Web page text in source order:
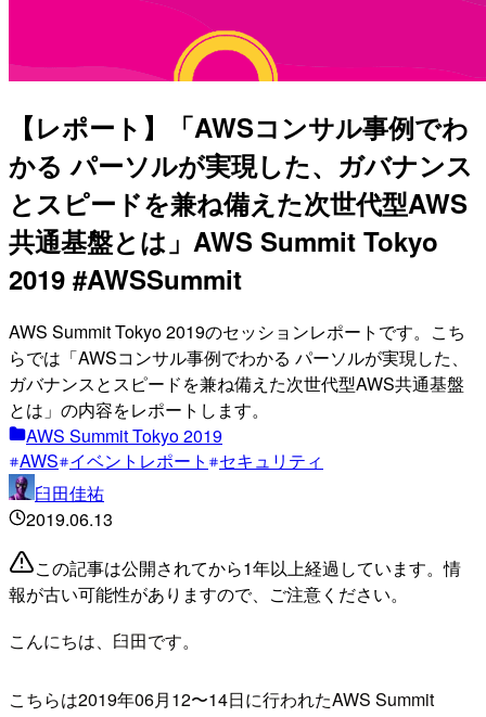
【レポート】「AWSコンサル事例でわ
かる パーソルが実現した、ガバナンス
とスピードを兼ね備えた次世代型AWS
共通基盤とは」AWS Summit Tokyo
2019 #AWSSummit
AWS Summit Tokyo 2019のセッションレポートです。こち
らでは「AWSコンサル事例でわかる パーソルが実現した、
ガバナンスとスピードを兼ね備えた次世代型AWS共通基盤
とは」の内容をレポートします。
AWS Summit Tokyo 2019
AWS イベントレポート
セキュリティ
臼田佳祐
2019.06.13
この記事は公開されてから1年以上経過しています。情
報が古い可能性がありますので、ご注意ください。
こんにちは、臼田です。
こちらは2019年06月12〜14日に行われたAWS Summit